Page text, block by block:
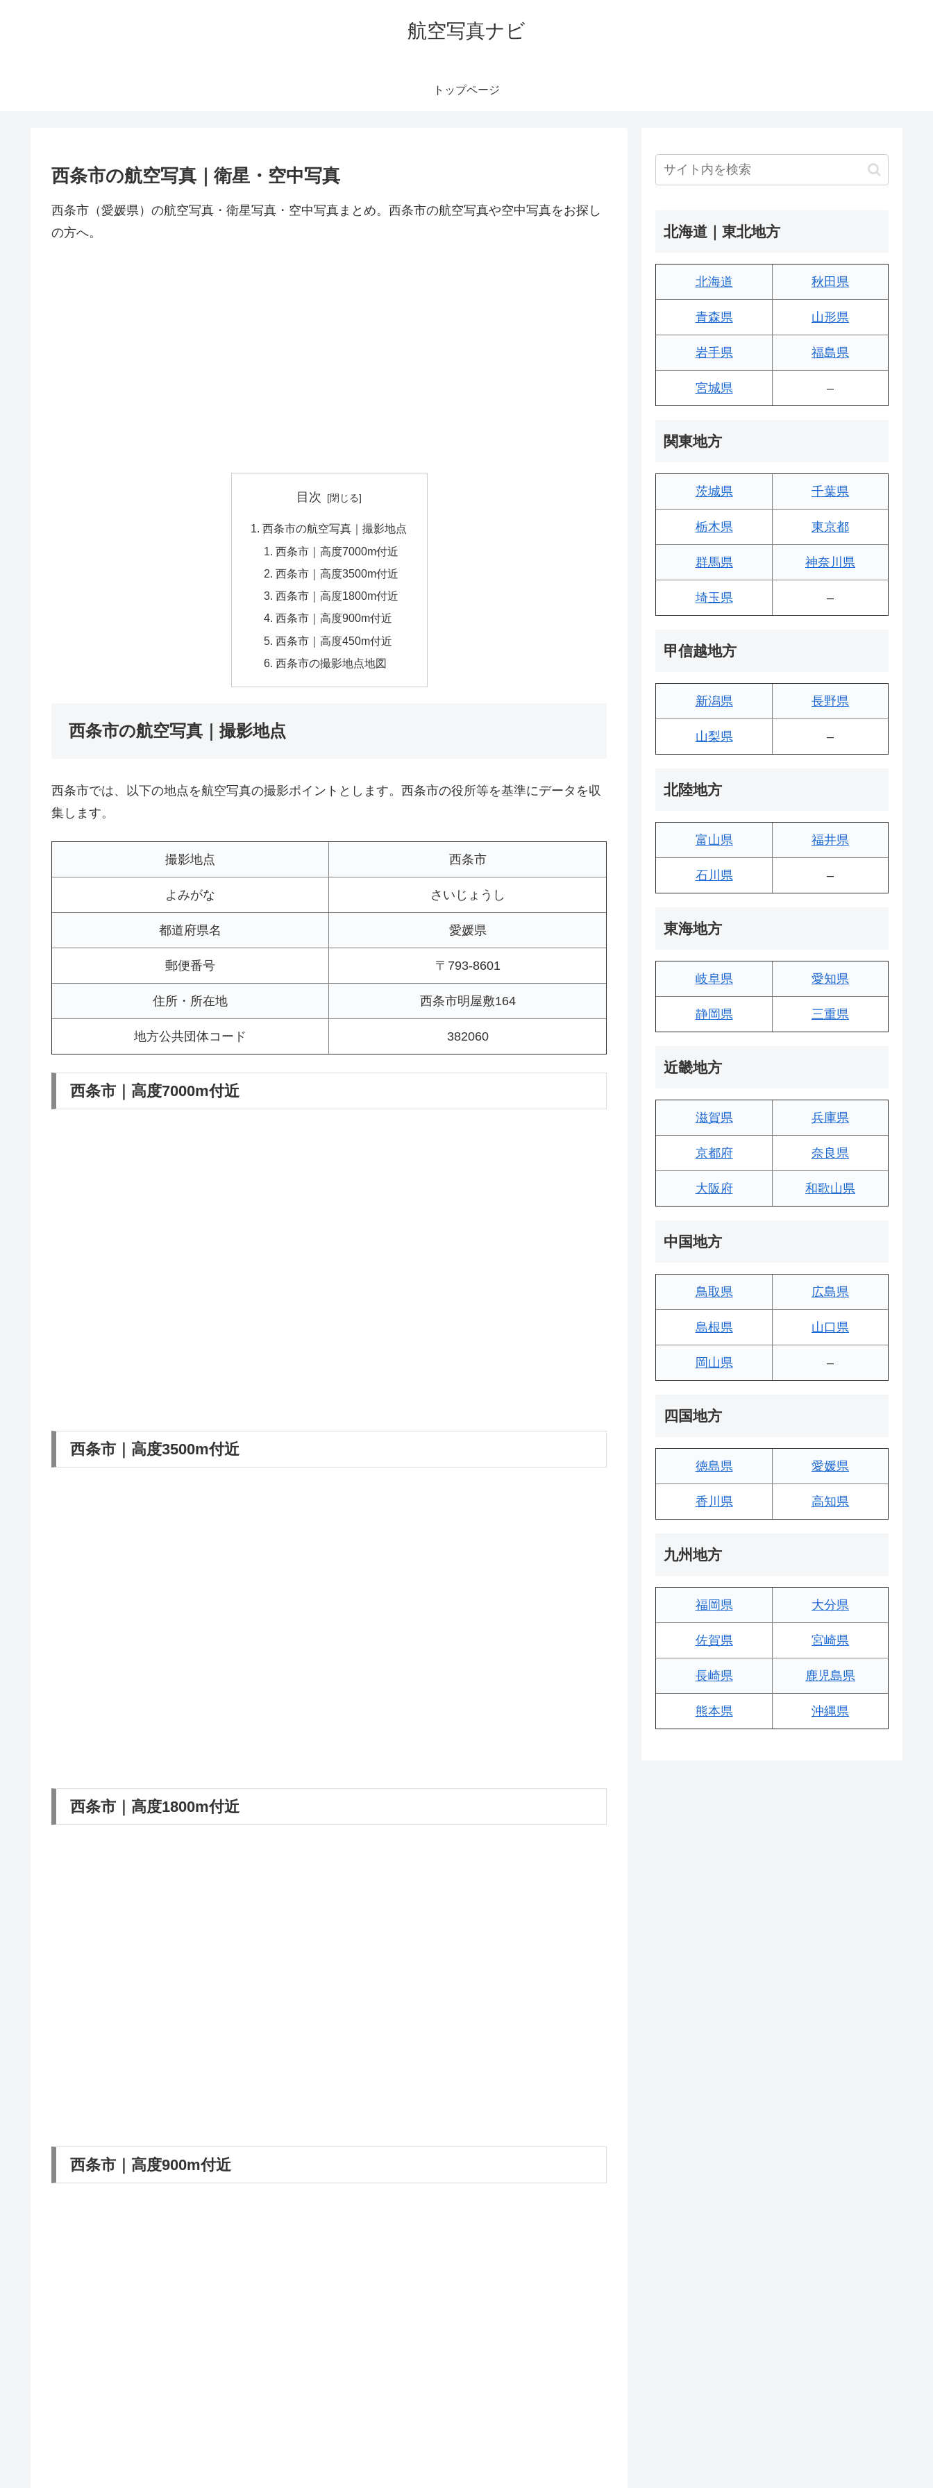
航空写真ナビ
トップページ
西条市の航空写真｜衛星・空中写真
西条市（愛媛県）の航空写真・衛星写真・空中写真まとめ。西条市の航空写真や空中写真をお探し
の方へ。
目次
西条市の航空写真｜撮影地点
西条市｜高度7000m付近
西条市｜高度3500m付近
西条市｜高度1800m付近
西条市｜高度900m付近
西条市｜高度450m付近
西条市の撮影地点地図
西条市の航空写真｜撮影地点
西条市では、以下の地点を航空写真の撮影ポイントとします。西条市の役所等を基準にデータを収
集します。
撮影地点 西条市
よみがな さいじょうし
都道府県名 愛媛県
郵便番号 〒793-8601
住所・所在地 西条市明屋敷164
地方公共団体コード 382060
西条市｜高度7000m付近
西条市｜高度3500m付近
西条市｜高度1800m付近
西条市｜高度900m付近
北海道｜東北地方
北海道 秋田県
青森県 山形県
岩手県 福島県
宮城県 –
関東地方
茨城県 千葉県
栃木県 東京都
群馬県 神奈川県
埼玉県 –
甲信越地方
新潟県 長野県
山梨県 –
北陸地方
富山県 福井県
石川県 –
東海地方
岐阜県 愛知県
静岡県 三重県
近畿地方
滋賀県 兵庫県
京都府 奈良県
大阪府 和歌山県
中国地方
鳥取県 広島県
島根県 山口県
岡山県 –
四国地方
徳島県 愛媛県
香川県 高知県
九州地方
福岡県 大分県
佐賀県 宮崎県
長崎県 鹿児島県
熊本県 沖縄県